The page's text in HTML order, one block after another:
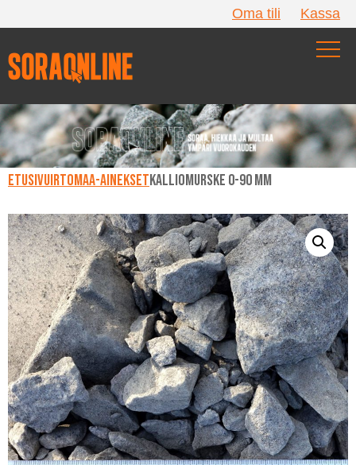
Oma tili Kassa
EtusivuIrtomaa-aineksetKalliomurske 0-90 mm